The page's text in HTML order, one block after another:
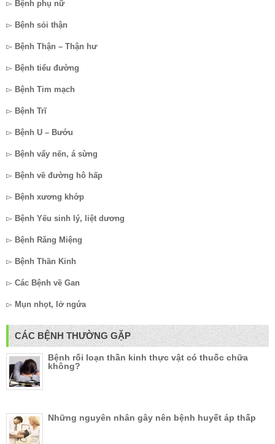
▻ Bệnh phụ nữ
▻ Bệnh sỏi thận
▻ Bệnh Thận – Thận hư
▻ Bệnh tiểu đường
▻ Bệnh Tim mạch
▻ Bệnh Trĩ
▻ Bệnh U – Bướu
▻ Bệnh vẩy nến, á sừng
▻ Bệnh về đường hô hấp
▻ Bệnh xương khớp
▻ Bệnh Yếu sinh lý, liệt dương
▻ Bệnh Răng Miệng
▻ Bệnh Thần Kinh
▻ Các Bệnh về Gan
▻ Mụn nhọt, lở ngứa
CÁC BỆNH THƯỜNG GẶP
Bệnh rối loạn thần kinh thực vật có thuốc chữa
không?
Những nguyên nhân gây nên bệnh huyết áp thấp